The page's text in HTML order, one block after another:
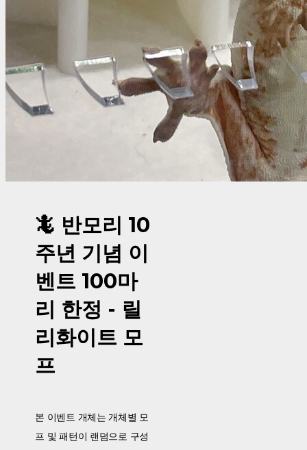
🦎 반모리 10
주년 기념 이
벤트 100마
리 한정 - 릴
리화이트 모
프
본 이벤트 개체는 개체별 모
프 및 패턴이 랜덤으로 구성